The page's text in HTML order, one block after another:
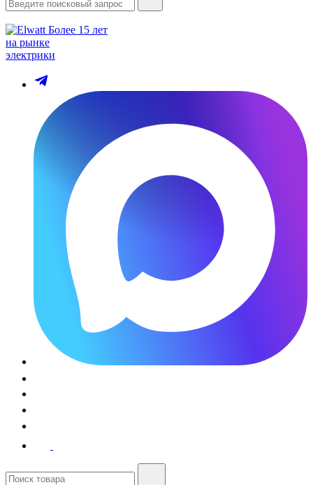
Более 15 лет
на рынке
электрики